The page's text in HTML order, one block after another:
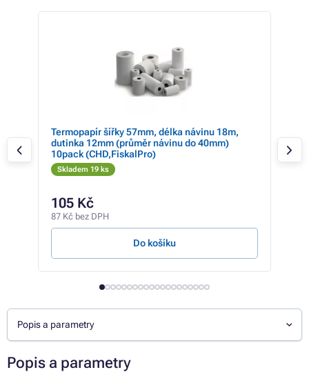
Termopapír šířky 57mm, délka návinu 18m,
dutinka 12mm (průměr návinu do 40mm)
10pack (CHD,FiskalPro)
Skladem 19 ks
105 Kč
87 Kč bez DPH
Do košíku
Popis a parametry
Popis a parametry